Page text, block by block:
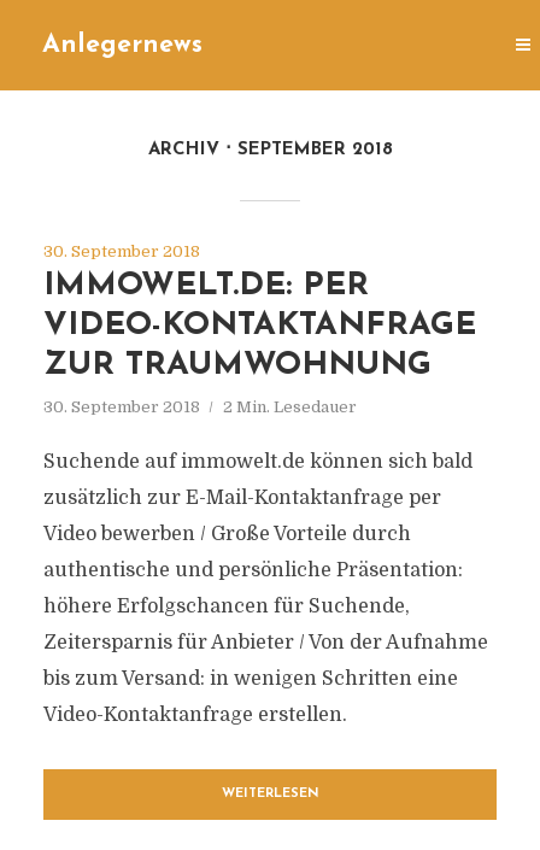
Anlegernews
ARCHIV SEPTEMBER 2018
30. September 2018
IMMOWELT.DE: PER
VIDEO-KONTAKTANFRAGE
ZUR TRAUMWOHNUNG
30. September 2018 2 Min. Lesedauer
Suchende auf immowelt.de können sich bald
zusätzlich zur E-Mail-Kontaktanfrage per
Video bewerben / Große Vorteile durch
authentische und persönliche Präsentation:
höhere Erfolgschancen für Suchende,
Zeitersparnis für Anbieter / Von der Aufnahme
bis zum Versand: in wenigen Schritten eine
Video-Kontaktanfrage erstellen.
WEITERLESEN